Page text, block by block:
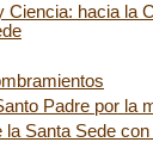
Ciencia: hacia la
Padre por la
la Santa Sede